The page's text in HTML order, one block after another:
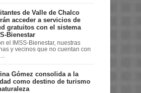
de Valle de Chalco
acceder a servicios de
gratuitos con el sistema
Bienestar
el IMSS-Bienestar, nuestras
y vecinos que no cuentan con
Gómez consolida a la
como destino de turismo